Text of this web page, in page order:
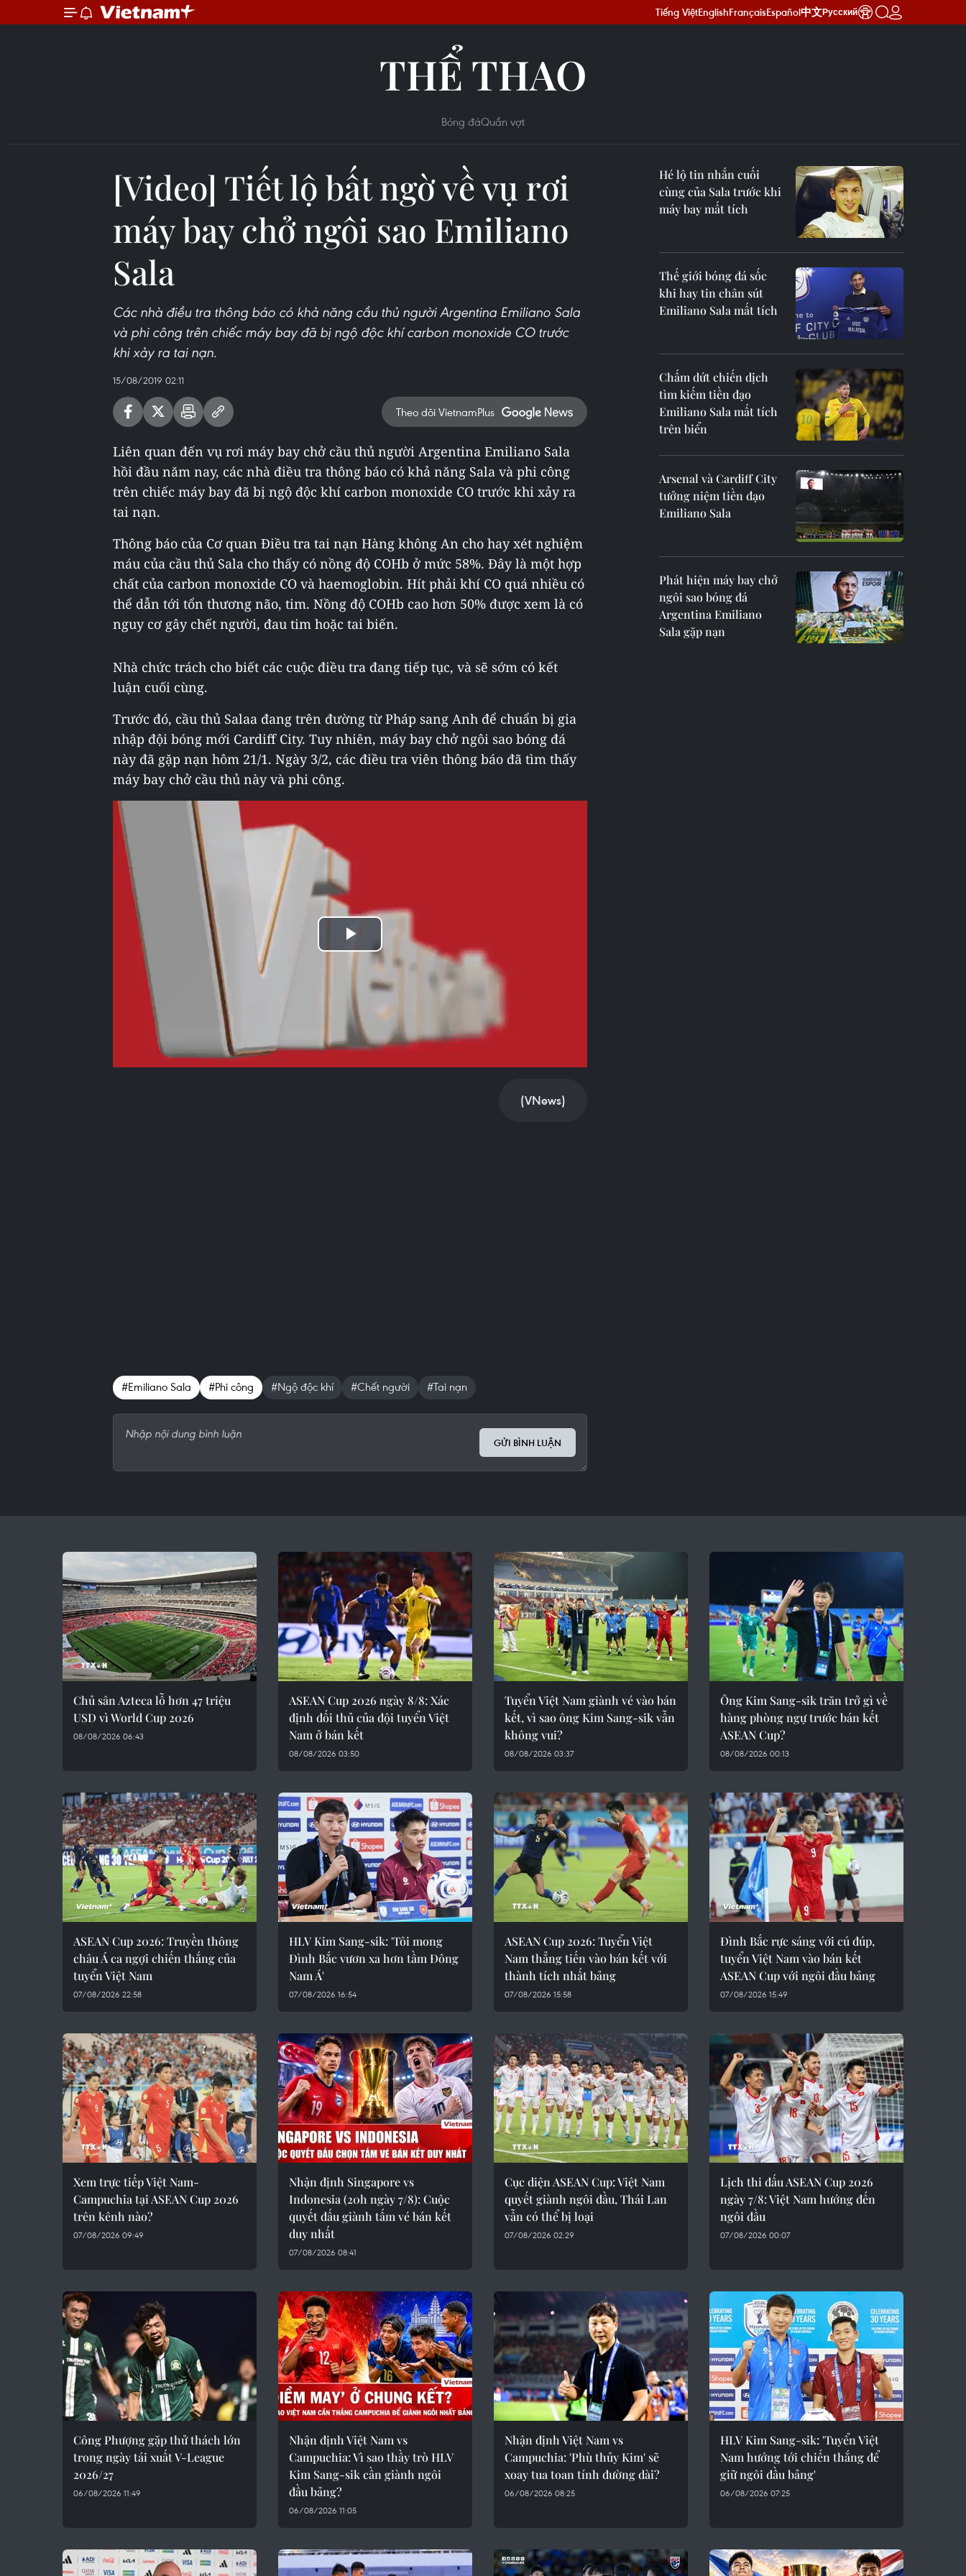
Tiếng ViệtEnglishFrançaisEspañol中文Русский
THỂ THAO
Bóng đáQuần vợt
[Video] Tiết lộ bất ngờ về vụ rơi
máy bay chở ngôi sao Emiliano
Sala
Các nhà điều tra thông báo có khả năng cầu thủ người Argentina Emiliano Sala
và phi công trên chiếc máy bay đã bị ngộ độc khí carbon monoxide CO trước
khi xảy ra tai nạn.
15/08/2019 02:11
Theo dõi VietnamPlus
Liên quan đến vụ rơi máy bay chở cầu thủ người Argentina Emiliano Sala
hồi đầu năm nay, các nhà điều tra thông báo có khả năng Sala và phi công
trên chiếc máy bay đã bị ngộ độc khí carbon monoxide CO trước khi xảy ra
tai nạn.
Thông báo của Cơ quan Điều tra tai nạn Hàng không An cho hay xét nghiệm
máu của cầu thủ Sala cho thấy có nồng độ COHb ở mức 58%. Đây là một hợp
chất của carbon monoxide CO và haemoglobin. Hít phải khí CO quá nhiều có
thể dẫn tới tổn thương não, tim. Nồng độ COHb cao hơn 50% được xem là có
nguy cơ gây chết người, đau tim hoặc tai biến.
Nhà chức trách cho biết các cuộc điều tra đang tiếp tục, và sẽ sớm có kết
luận cuối cùng.
Trước đó, cầu thủ Salaa đang trên đường từ Pháp sang Anh để chuẩn bị gia
nhập đội bóng mới Cardiff City. Tuy nhiên, máy bay chở ngôi sao bóng đá
này đã gặp nạn hôm 21/1. Ngày 3/2, các điều tra viên thông báo đã tìm thấy
máy bay chở cầu thủ này và phi công.
Play
Video
(VNews)
#Emiliano Sala #Phi công #Ngộ độc khí #Chết người #Tai nạn
GỬI BÌNH LUẬN
Hé lộ tin nhắn cuối
cùng của Sala trước khi
máy bay mất tích
Thế giới bóng đá sốc
khi hay tin chân sút
Emiliano Sala mất tích
Chấm dứt chiến dịch
tìm kiếm tiền đạo
Emiliano Sala mất tích
trên biển
Arsenal và Cardiff City
tưởng niệm tiền đạo
Emiliano Sala
Phát hiện máy bay chở
ngôi sao bóng đá
Argentina Emiliano
Sala gặp nạn
Chủ sân Azteca lỗ hơn 47 triệu
USD vì World Cup 2026
08/08/2026 06:43
ASEAN Cup 2026 ngày 8/8: Xác
định đối thủ của đội tuyển Việt
Nam ở bán kết
08/08/2026 03:50
Tuyển Việt Nam giành vé vào bán
kết, vì sao ông Kim Sang-sik vẫn
không vui?
08/08/2026 03:37
Ông Kim Sang-sik trăn trở gì về
hàng phòng ngự trước bán kết
ASEAN Cup?
08/08/2026 00:13
ASEAN Cup 2026: Truyền thông
châu Á ca ngợi chiến thắng của
tuyển Việt Nam
07/08/2026 22:58
HLV Kim Sang-sik: 'Tôi mong
Đình Bắc vươn xa hơn tầm Đông
Nam Á'
07/08/2026 16:54
ASEAN Cup 2026: Tuyển Việt
Nam thẳng tiến vào bán kết với
thành tích nhất bảng
07/08/2026 15:58
Đình Bắc rực sáng với cú đúp,
tuyển Việt Nam vào bán kết
ASEAN Cup với ngôi đầu bảng
07/08/2026 15:49
Xem trực tiếp Việt Nam-
Campuchia tại ASEAN Cup 2026
trên kênh nào?
07/08/2026 09:49
Nhận định Singapore vs
Indonesia (20h ngày 7/8): Cuộc
quyết đấu giành tấm vé bán kết
duy nhất
07/08/2026 08:41
Cục diện ASEAN Cup: Việt Nam
quyết giành ngôi đầu, Thái Lan
vẫn có thể bị loại
07/08/2026 02:29
Lịch thi đấu ASEAN Cup 2026
ngày 7/8: Việt Nam hướng đến
ngôi đầu
07/08/2026 00:07
Công Phượng gặp thử thách lớn
trong ngày tái xuất V-League
2026/27
06/08/2026 11:49
Nhận định Việt Nam vs
Campuchia: Vì sao thầy trò HLV
Kim Sang-sik cần giành ngôi
đầu bảng?
06/08/2026 11:05
Nhận định Việt Nam vs
Campuchia: 'Phù thủy Kim' sẽ
xoay tua toan tính đường dài?
06/08/2026 08:25
HLV Kim Sang-sik: 'Tuyển Việt
Nam hướng tới chiến thắng để
giữ ngôi đầu bảng'
06/08/2026 07:25